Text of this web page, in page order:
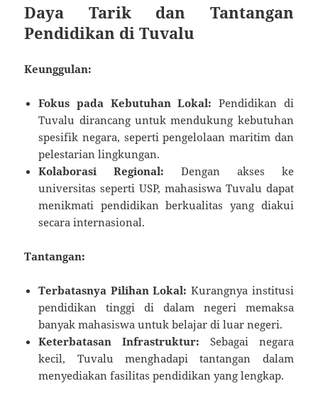
Daya Tarik dan Tantangan
Pendidikan di Tuvalu
Keunggulan:
Fokus pada Kebutuhan Lokal: Pendidikan di
Tuvalu dirancang untuk mendukung kebutuhan
spesifik negara, seperti pengelolaan maritim dan
pelestarian lingkungan.
Kolaborasi Regional: Dengan akses ke
universitas seperti USP, mahasiswa Tuvalu dapat
menikmati pendidikan berkualitas yang diakui
secara internasional.
Tantangan:
Terbatasnya Pilihan Lokal: Kurangnya institusi
pendidikan tinggi di dalam negeri memaksa
banyak mahasiswa untuk belajar di luar negeri.
Keterbatasan Infrastruktur: Sebagai negara
kecil, Tuvalu menghadapi tantangan dalam
menyediakan fasilitas pendidikan yang lengkap.